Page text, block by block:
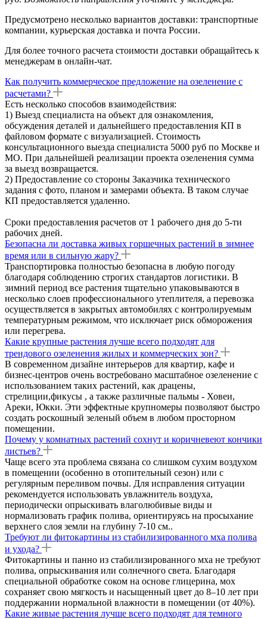
Предусмотрено несколько вариантов доставки: транспортные
компании, курьерская доставка и почта России.
Для более точного расчета стоимости доставки обращайтесь к
менеджерам в онлайн-чат.
Как получить коммерческое предложение на озеленение с
расчетами?
Есть несколько способов взаимодействия:
1) Выезд специалиста на объект для ознакомления,
обсуждения деталей и дальнейшего предоставления КП в
файловом формате с визуализацией. Стоимость
консультационного выезда специалиста 5000 руб по Москве и
МО. При дальнейшей реализации проекта озеленения сумма
за выезд возвращается.
2) Предоставление со стороны Заказчика технического
задания с фото, планом и замерами объекта. В таком случае
КП предоставляется удаленно.
Сроки предоставления расчетов от 1 рабочего дня до 5-ти
рабочих дней.
Безопасна ли доставка живых горшечных растений в зимнее
время или в сильную жару?
Транспортировка полностью безопасна в любую погоду
благодаря соблюдению строгих стандартов логистики. В
зимний период все растения тщательно упаковываются в
несколько слоев профессионального утеплителя, а перевозка
осуществляется в закрытых автомобилях с контролируемым
температурным режимом, что исключает риск обморожения
или перегрева.
Какие крупные растения лучше всего подходят для
трендового озеленения жилых и коммерческих зон?
В современном дизайне интерьеров для квартир, кафе и
бизнес-центров очень востребовано масштабное озеленение с
использованием таких растений, как драцены,
стрелиции,фикусы , а также различные пальмы - Ховеи,
Ареки, Юкки. Эти эффектные крупномеры позволяют быстро
создать роскошный зеленый объем в любом просторном
помещении.
Почему у комнатных растений сохнут и коричневеют кончики
листьев?
Чаще всего эта проблема связана со слишком сухим воздухом
в помещении (особенно в отопительный сезон) или с
регулярным переливом почвы. Для исправления ситуации
рекомендуется использовать увлажнитель воздуха,
периодически опрыскивать влаголюбивые виды и
нормализовать график полива, ориентируясь на просыхание
верхнего слоя земли на глубину 7-10 см..
Требуют ли фитокартины из стабилизированного мха полива
и ухода?
Фитокартины и панно из стабилизированного мха не требуют
полива, опрыскивания или солнечного света. Благодаря
специальной обработке соком на основе глицерина, мох
сохраняет свою мягкость и насыщенный цвет до 8–10 лет при
поддержании нормальной влажности в помещении (от 40%).
Какие живые растения лучше всего подходят для темного